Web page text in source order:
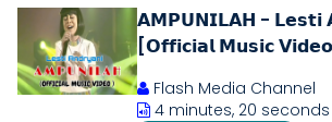
𝗔𝗠𝗣𝗨𝗡𝗜𝗟𝗔𝗛 - 𝗟𝗲𝘀𝘁𝗶
[𝗢𝗳𝗳𝗶𝗰𝗶𝗮𝗹 𝗠𝘂𝘀𝗶𝗰
Flash Media Channel
4 minutes, 20 seconds